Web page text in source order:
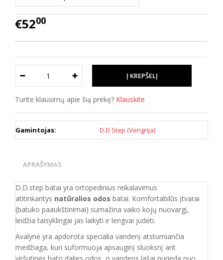
€5200
Turite klausimų apie šią prekę? Klauskite
Gamintojas: D.D.Step (Vengrija)
APRAŠYMAS
D.D.step batai yra ortopedinius reikalavimus
atitinkantys natūralios odos batai. Komfortabilūs įtvarai
(batuko paaukštinimai) sumažina vaiko kojų nuovargį,
leidžia taisyklingai jas laikyti ir lengvai judėti.
Avalynė yra apdorota specialia vandenį atstumiančia
medžiaga, kuri suformuoja apsauginį sluoksnį ant